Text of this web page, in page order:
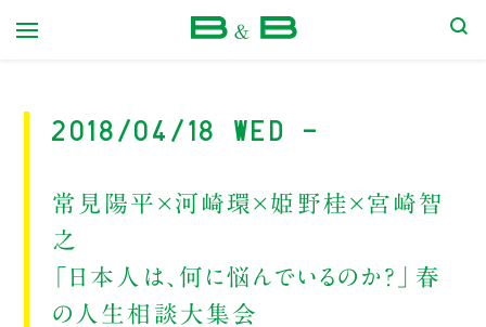
2018/04/18 Wed -
常見陽平×河崎環×姫野桂×宮崎智
之
「日本人は、何に悩んでいるのか？」春
の人生相談大集会